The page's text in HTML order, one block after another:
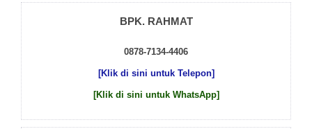
BPK. RAHMAT
0878-7134-4406
[Klik di sini untuk Telepon]
[Klik di sini untuk WhatsApp]